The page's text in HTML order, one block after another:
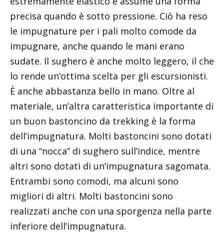
precisa quando è sotto pressione. Ciò ha reso
le impugnature per i pali molto comode da
impugnare, anche quando le mani erano
sudate. Il sughero è anche molto leggero, il che
lo rende un’ottima scelta per gli escursionisti.
È anche abbastanza bello in mano. Oltre al
materiale, un’altra caratteristica importante di
un buon bastoncino da trekking è la forma
dell’impugnatura. Molti bastoncini sono dotati
di una “nocca” di sughero sull’indice, mentre
altri sono dotati di un’impugnatura sagomata.
Entrambi sono comodi, ma alcuni sono
migliori di altri. Molti bastoncini sono
realizzati anche con una sporgenza nella parte
inferiore dell’impugnatura.